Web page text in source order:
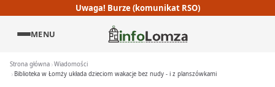
Uwaga! Burze (komunikat RSO)
MENU
Strona główna Wiadomości
Biblioteka w Łomży układa dzieciom wakacje bez nudy - i z planszówkami